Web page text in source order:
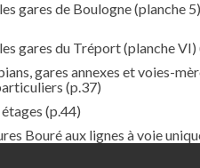
gares de Boulogne (planche 5)
gares du Tréport (planche VI)
gares annexes et voies-
(p.37)
(p.44)
Bouré aux lignes à voie